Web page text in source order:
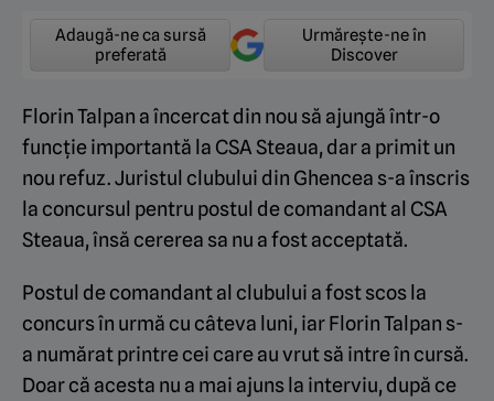
Adaugă-ne ca sursă
preferată
Urmărește-ne în
Discover
Florin Talpan a încercat din nou să ajungă într-o
funcție importantă la CSA Steaua, dar a primit un
nou refuz. Juristul clubului din Ghencea s-a înscris
la concursul pentru postul de comandant al CSA
Steaua, însă cererea sa nu a fost acceptată.
Postul de comandant al clubului a fost scos la
concurs în urmă cu câteva luni, iar Florin Talpan s-
a numărat printre cei care au vrut să intre în cursă.
Doar că acesta nu a mai ajuns la interviu, după ce